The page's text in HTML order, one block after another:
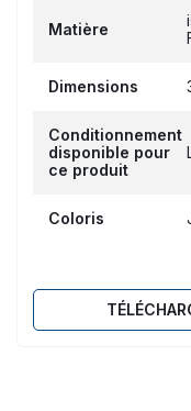
Matière
Dimensions
Conditionnement
disponible pour
ce produit
Coloris